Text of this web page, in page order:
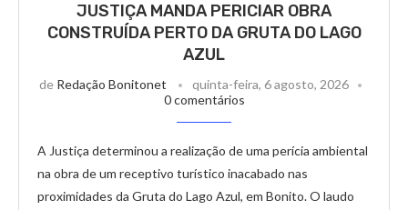
JUSTIÇA MANDA PERICIAR OBRA
CONSTRUÍDA PERTO DA GRUTA DO LAGO
AZUL
de Redação Bonitonet
quinta-feira, 6 agosto, 2026
0 comentários
A Justiça determinou a realização de uma perícia ambiental
na obra de um receptivo turístico inacabado nas
proximidades da Gruta do Lago Azul, em Bonito. O laudo